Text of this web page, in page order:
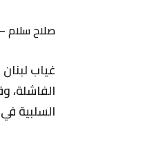
صلاح سلام
غياب
الفاشلة،
السلبية